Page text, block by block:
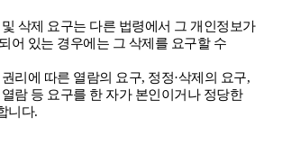
삭제 요구는 다른 법령에서 그 개인정보가
어 있는 경우에는 그 삭제를 요구할 수
리에 따른 열람의 요구, 정정·삭제의 요구,
람 등 요구를 한 자가 본인이거나 정당한
니다.